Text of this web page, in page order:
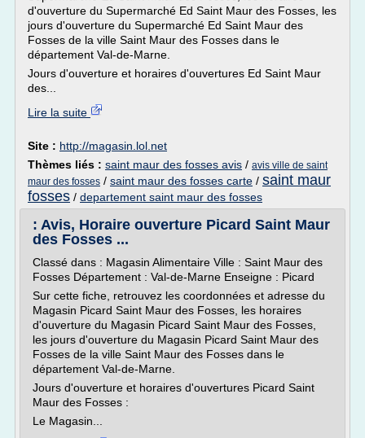
d'ouverture du Supermarché Ed Saint Maur des Fosses, les
jours d'ouverture du Supermarché Ed Saint Maur des
Fosses de la ville Saint Maur des Fosses dans le
département Val-de-Marne.
Jours d'ouverture et horaires d'ouvertures Ed Saint Maur
des...
Lire la suite
Site : http://magasin.lol.net
Thèmes liés : saint maur des fosses avis / avis ville de saint
maur des fosses / saint maur des fosses carte / saint maur
fosses / departement saint maur des fosses
: Avis, Horaire ouverture Picard Saint Maur
des Fosses ...
Classé dans : Magasin Alimentaire Ville : Saint Maur des
Fosses Département : Val-de-Marne Enseigne : Picard
Sur cette fiche, retrouvez les coordonnées et adresse du
Magasin Picard Saint Maur des Fosses, les horaires
d'ouverture du Magasin Picard Saint Maur des Fosses,
les jours d'ouverture du Magasin Picard Saint Maur des
Fosses de la ville Saint Maur des Fosses dans le
département Val-de-Marne.
Jours d'ouverture et horaires d'ouvertures Picard Saint
Maur des Fosses :
Le Magasin...